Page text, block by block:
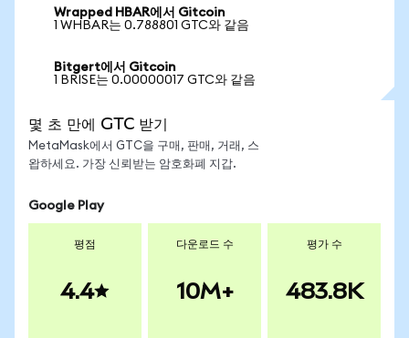
Wrapped HBAR에서 Gitcoin
1 WHBAR는 0.788801 GTC와 같음
Bitgert에서 Gitcoin
1 BRISE는 0.00000017 GTC와 같음
몇 초 만에 GTC 받기
MetaMask에서 GTC을 구매, 판매, 거래, 스
왑하세요. 가장 신뢰받는 암호화폐 지갑.
Google Play
평점
4.4
다운로드 수
10M+
평가 수
483.8K